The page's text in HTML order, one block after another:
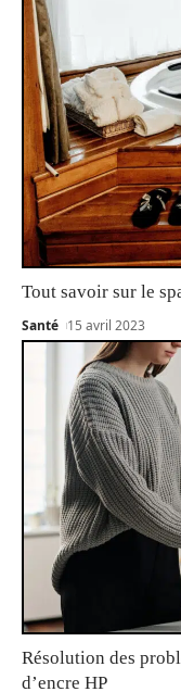
Tout savoir sur le
Santé 15 avril 2023
Résolution des
d’encre HP